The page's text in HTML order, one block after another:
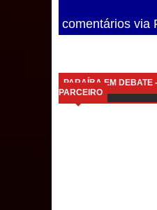
Rosângela e
comentários via
PARAÍBA EM DEBATE
PARCEIRO